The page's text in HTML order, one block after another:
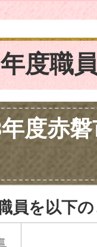
度職
度赤
員を以下